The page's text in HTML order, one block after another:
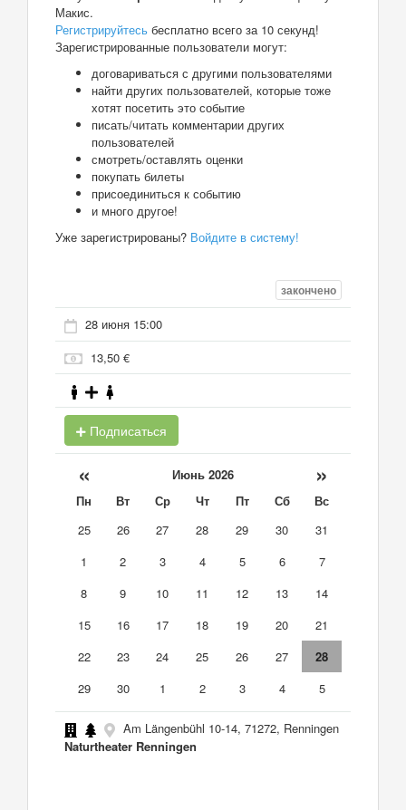
Макис.
Регистрируйтесь бесплатно всего за 10 секунд!
Зарегистрированные пользователи могут:
договариваться с другими пользователями
найти других пользователей, которые тоже
хотят посетить это событие
писать/читать комментарии других
пользователей
смотреть/оставлять оценки
покупать билеты
присоединиться к событию
и много другое!
Уже зарегистрированы? Войдите в систему!
закончено
28 июня 15:00
13,50 €
Подписаться
« Июнь 2026 »
Пн Вт Ср Чт Пт Сб
Вс
25
26 27 28 29 30
31
1
2 3 4 5 6
7
8
9 10 11 12 13
14
15
16 17 18 19 20
21
22
23 24 25 26 27
28
29
30 1 2 3 4 5
Am Längenbühl 10-14, 71272, Renningen
Naturtheater Renningen